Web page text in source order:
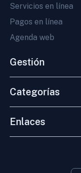
Servicios en línea
Pagos en línea
Agenda web
Gestión
Categorías
Enlaces